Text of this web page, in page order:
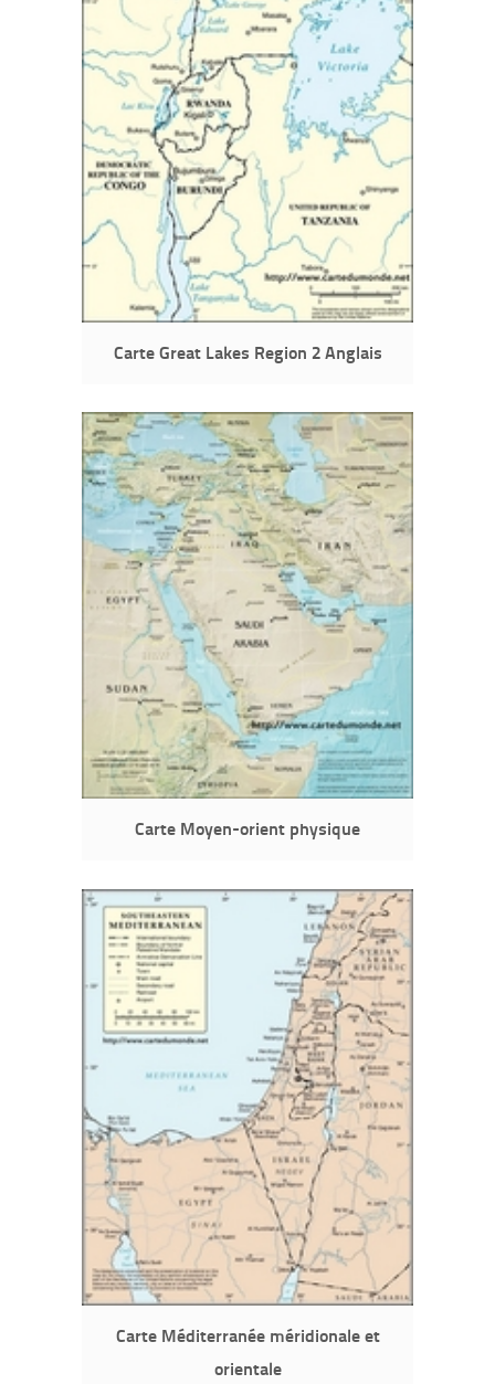
Carte Great Lakes Region 2 Anglais
Carte Moyen-orient physique
Carte Méditerranée méridionale et
orientale